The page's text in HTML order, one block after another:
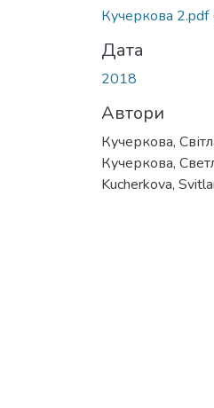
Кучеркова 2.pdf
Дата
2018
Автори
Кучеркова,
Кучеркова,
Kucherkova,